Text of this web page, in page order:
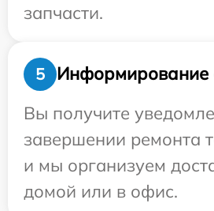
запчасти.
5
Информирование
Вы получите
завершении ремонта
и мы организуем
домой или в офис.